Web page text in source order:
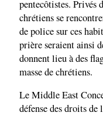
pentecôtistes. Privés
chrétiens se
de police sur ces
prière seraient ainsi
donnent lieu à des
masse de chrétiens.
Le Middle East
défense des droits